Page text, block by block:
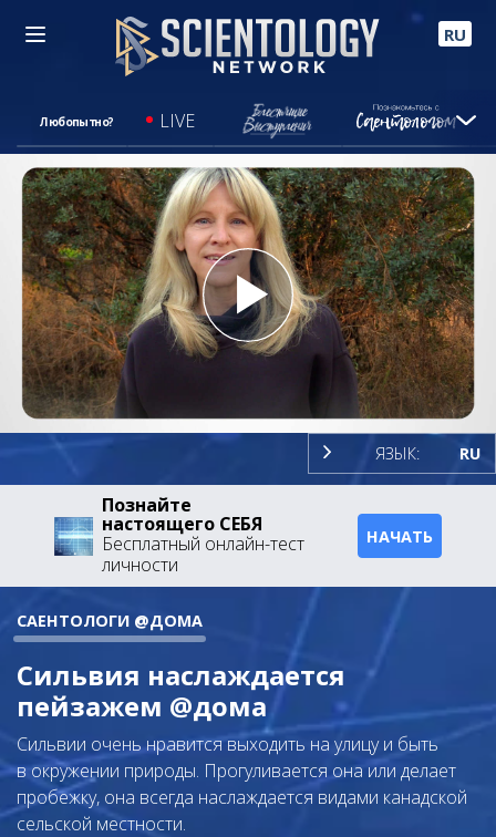
RU
Любопытно? LIVE
Play
Video
ЯЗЫК: RU
Познайте
настоящего СЕБЯ
Бесплатный онлайн-тест
личности
НАЧАТЬ
САЕНТОЛОГИ @ДОМА
Сильвия наслаждается
пейзажем @дома
Сильвии очень нравится выходить на улицу и быть
в окружении природы. Прогуливается она или делает
пробежку, она всегда наслаждается видами канадской
сельской местности.